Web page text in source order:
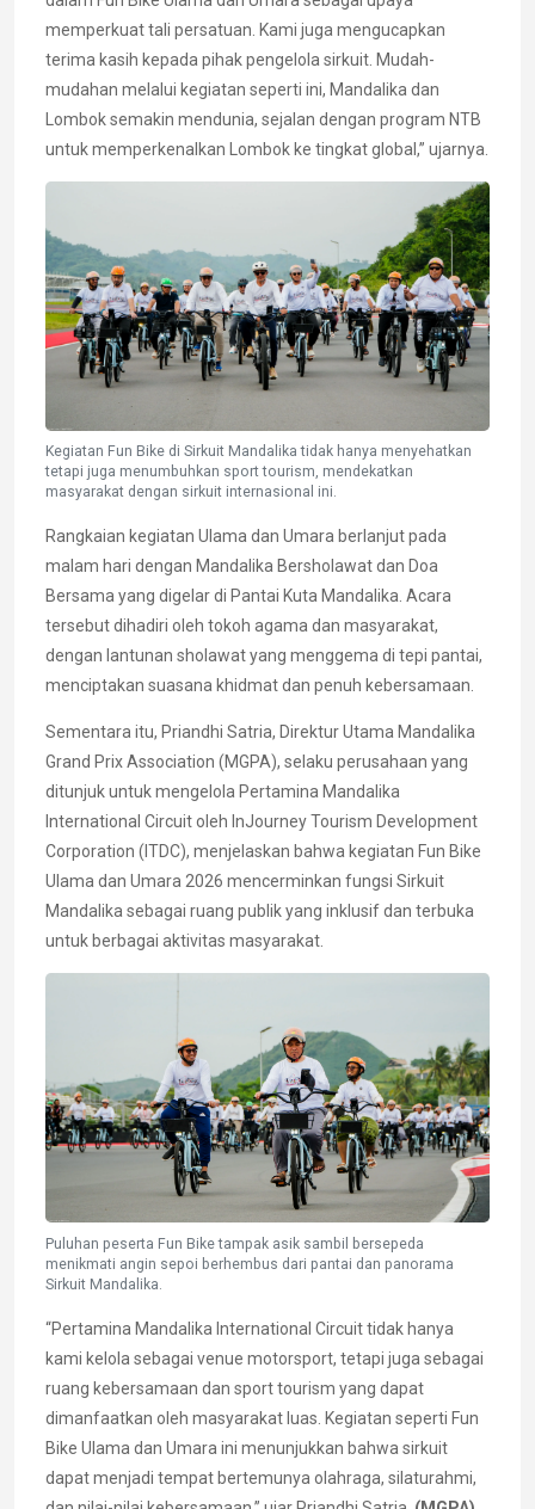
memperkuat tali persatuan. Kami juga mengucapkan
terima kasih kepada pihak pengelola sirkuit. Mudah-
mudahan melalui kegiatan seperti ini, Mandalika dan
Lombok semakin mendunia, sejalan dengan program NTB
untuk memperkenalkan Lombok ke tingkat global,” ujarnya.
Kegiatan Fun Bike di Sirkuit Mandalika tidak hanya menyehatkan
tetapi juga menumbuhkan sport tourism, mendekatkan
masyarakat dengan sirkuit internasional ini.
Rangkaian kegiatan Ulama dan Umara berlanjut pada
malam hari dengan Mandalika Bersholawat dan Doa
Bersama yang digelar di Pantai Kuta Mandalika. Acara
tersebut dihadiri oleh tokoh agama dan masyarakat,
dengan lantunan sholawat yang menggema di tepi pantai,
menciptakan suasana khidmat dan penuh kebersamaan.
Sementara itu, Priandhi Satria, Direktur Utama Mandalika
Grand Prix Association (MGPA), selaku perusahaan yang
ditunjuk untuk mengelola Pertamina Mandalika
International Circuit oleh InJourney Tourism Development
Corporation (ITDC), menjelaskan bahwa kegiatan Fun Bike
Ulama dan Umara 2026 mencerminkan fungsi Sirkuit
Mandalika sebagai ruang publik yang inklusif dan terbuka
untuk berbagai aktivitas masyarakat.
Puluhan peserta Fun Bike tampak asik sambil bersepeda
menikmati angin sepoi berhembus dari pantai dan panorama
Sirkuit Mandalika.
“Pertamina Mandalika International Circuit tidak hanya
kami kelola sebagai venue motorsport, tetapi juga sebagai
ruang kebersamaan dan sport tourism yang dapat
dimanfaatkan oleh masyarakat luas. Kegiatan seperti Fun
Bike Ulama dan Umara ini menunjukkan bahwa sirkuit
dapat menjadi tempat bertemunya olahraga, silaturahmi,